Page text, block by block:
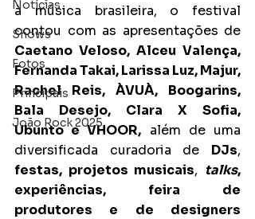
Notícias
Shows
Fotos
Principais
João Rock 2025
à música brasileira, o festival
Caetano Veloso, Alceu Valença,
Fernanda Takai, Larissa Luz, Majur,
Rachel Reis, ÀVUÀ, Boogarins,
Bala Desejo, Clara X Sofia,
Ubunto e VHOOR, além de uma
diversificada curadoria de DJs
festas, projetos musicais, talks,
experiências, feira de
produtores e de designers